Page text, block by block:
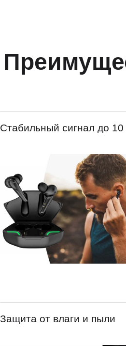
Стабильный сигнал до
Защита от влаги и пыли